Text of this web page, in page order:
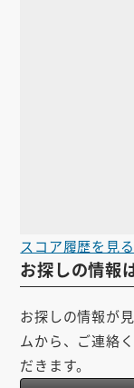
スコア履歴を見る
お探しの情報
お探しの情報が
ムから、ご連絡
だきます。